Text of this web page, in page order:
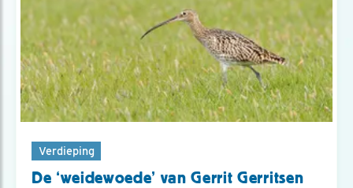
Verdieping
De ‘weidewoede’ van Gerrit Gerritsen